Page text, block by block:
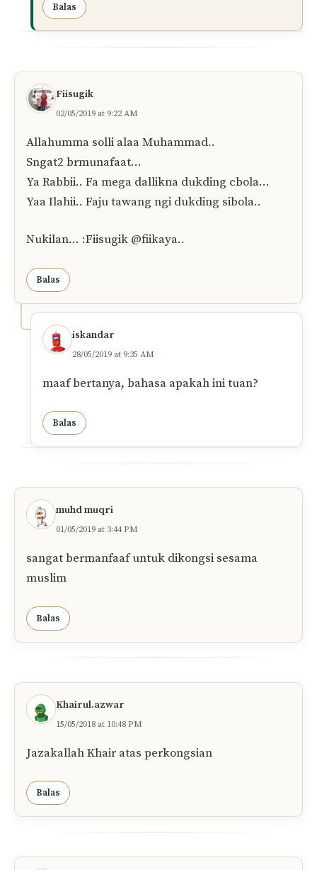
Balas
Fiisugik
02/05/2019 at 9:22 AM
Allahumma solli alaa Muhammad..
Sngat2 brmunafaat…
Ya Rabbii.. Fa mega dallikna dukding cbola…
Yaa Ilahii.. Faju tawang ngi dukding sibola..
Nukilan… :Fiisugik @fiikaya..
Balas
iskandar
28/05/2019 at 9:35 AM
maaf bertanya, bahasa apakah ini tuan?
Balas
muhd muqri
01/05/2019 at 3:44 PM
sangat bermanfaaf untuk dikongsi sesama
muslim
Balas
Khairul.azwar
15/05/2018 at 10:48 PM
Jazakallah Khair atas perkongsian
Balas